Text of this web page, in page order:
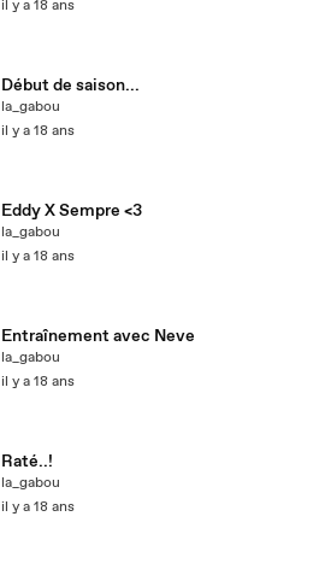
il y a 18 ans
Début de saison...
la_gabou
il y a 18 ans
Eddy X Sempre <3
la_gabou
il y a 18 ans
Entraînement avec Neve
la_gabou
il y a 18 ans
Raté..!
la_gabou
il y a 18 ans